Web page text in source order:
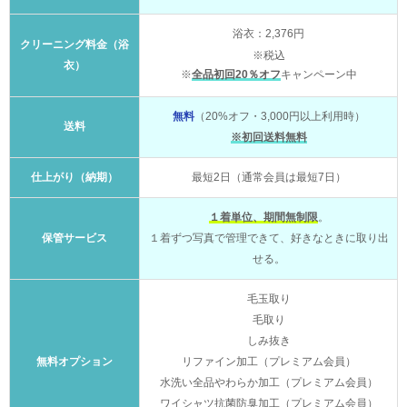
クリーニング料金（浴
衣）
浴衣：2,376円
※税込
※全品初回20％オフキャンペーン中
送料
無料（20%オフ・3,000円以上利用時）
※初回送料無料
仕上がり（納期） 最短2日（通常会員は最短7日）
保管サービス
１着単位、期間無制限。
１着ずつ写真で管理できて、好きなときに取り出
せる。
無料オプション
毛玉取り
毛取り
しみ抜き
リファイン加工（プレミアム会員）
水洗い全品やわらか加工（プレミアム会員）
ワイシャツ抗菌防臭加工（プレミアム会員）